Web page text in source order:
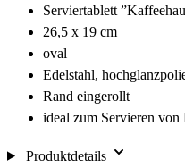
Serviertablett
26,5 x 19 cm
oval
Edelstahl,
Rand eingerollt
ideal zum Servieren von
Produktdetails